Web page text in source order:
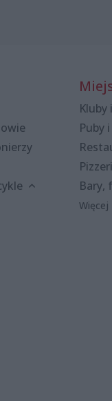
Puby
Bary,
Więcej